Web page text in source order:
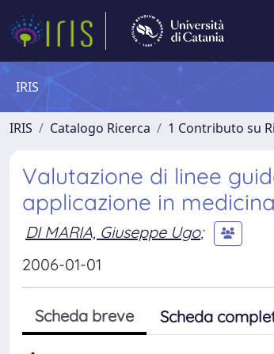
IRIS
IRIS Catalogo Ricerca 1 Contributo su
Valutazione di linee
applicazione in
DI MARIA, Giuseppe Ugo;
2006-01-01
Scheda breve Scheda